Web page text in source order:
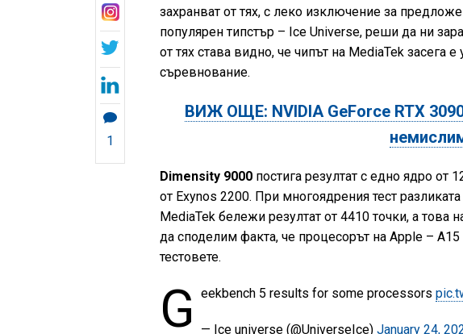
1
захранват от тях, с леко изключение за
популярен типстър – Ice Universe, реши да ни
от тях става видно, че чипът на MediaTek засега
съревнование.
ВИЖ ОЩЕ: NVIDIA GeForce RTX
Dimensity 9000 постига резултат с едно ядро от
от Exynos 2200. При многоядрения тест
MediaTek бележи резултат от 4410 точки, а това
да споделим факта, че процесорът на Apple –
тестовете.
G eekbench 5 results for some processors
— Ice universe (@UniverseIce) January 24,